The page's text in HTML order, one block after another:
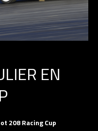
EN
208 Racing Cup